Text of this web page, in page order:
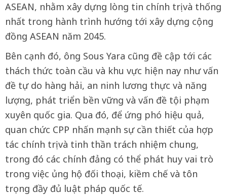
ASEAN, nhằm xây dựng lòng tin chính trị và thống
nhất trong hành trình hướng tới xây dựng cộng
đồng ASEAN năm 2045.
Bên cạnh đó, ông Sous Yara cũng đề cập tới các
thách thức toàn cầu và khu vực hiện nay như vấn
đề tự do hàng hải, an ninh lương thực và năng
lượng, phát triển bền vững và vấn đề tội phạm
xuyên quốc gia. Qua đó, để ứng phó hiệu quả,
quan chức CPP nhấn mạnh sự cần thiết của hợp
tác chính trị và tinh thần trách nhiệm chung,
trong đó các chính đảng có thể phát huy vai trò
trong việc ủng hộ đối thoại, kiềm chế và tôn
trọng đầy đủ luật pháp quốc tế.